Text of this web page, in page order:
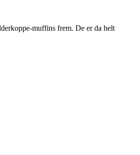
muffins frem. De er da helt